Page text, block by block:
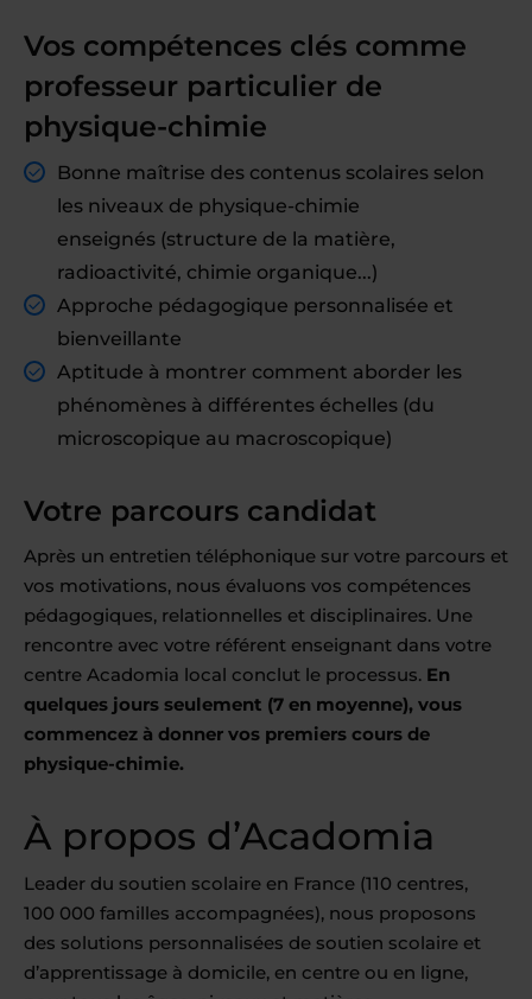
Vos compétences clés comme
professeur particulier de
physique-chimie
Bonne maîtrise des contenus scolaires selon
les niveaux de physique-chimie
enseignés (structure de la matière,
radioactivité, chimie organique...)
Approche pédagogique personnalisée et
bienveillante
Aptitude à montrer comment aborder les
phénomènes à différentes échelles (du
microscopique au macroscopique)
Votre parcours candidat
Après un entretien téléphonique sur votre parcours et
vos motivations, nous évaluons vos compétences
pédagogiques, relationnelles et disciplinaires. Une
rencontre avec votre référent enseignant dans votre
centre Acadomia local conclut le processus. En
quelques jours seulement (7 en moyenne), vous
commencez à donner vos premiers cours de
physique-chimie.
À propos d’Acadomia
Leader du soutien scolaire en France (110 centres,
100 000 familles accompagnées), nous proposons
des solutions personnalisées de soutien scolaire et
d’apprentissage à domicile, en centre ou en ligne,